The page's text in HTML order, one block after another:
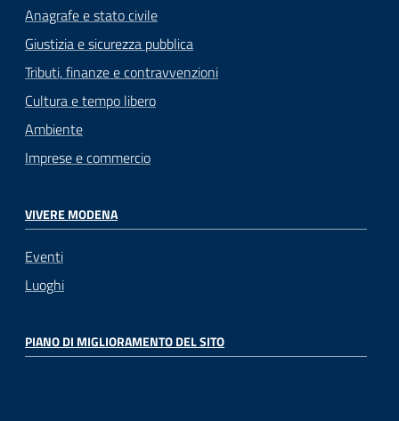
Anagrafe e stato civile
Giustizia e sicurezza pubblica
Tributi, finanze e contravvenzioni
Cultura e tempo libero
Ambiente
Imprese e commercio
VIVERE MODENA
Eventi
Luoghi
PIANO DI MIGLIORAMENTO DEL SITO